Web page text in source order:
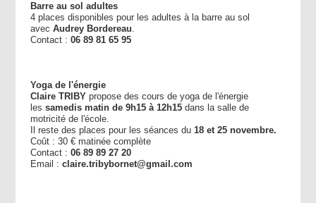
Barre au sol adultes
4 places disponibles pour les adultes à la barre au sol
avec Audrey Bordereau.
Contact : 06 89 81 65 95
Yoga de l'énergie
Claire TRIBYpropose des cours de yoga de l'énergie
les samedis matin de 9h15 à 12h15dans la salle de
motricité de l'école.
Il reste des places pour les séances du 18 et 25 novembre.
Coût : 30 € matinée complète
Contact : 06 89 89 27 20
Email : claire.tribybornet@gmail.com